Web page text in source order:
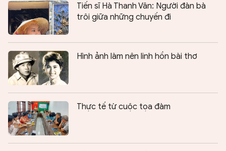
Tiến sĩ Hà Thanh Vân: Người đàn bà
trôi giữa những chuyến đi
Hình ảnh làm nên linh hồn bài thơ
Thực tế từ cuộc tọa đàm